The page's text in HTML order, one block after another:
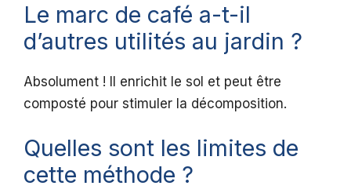
Le marc de café a-t-il
d’autres utilités au jardin ?
Absolument ! Il enrichit le sol et peut être
composté pour stimuler la décomposition.
Quelles sont les limites de
cette méthode ?